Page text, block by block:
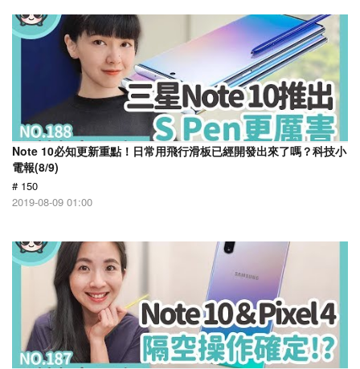
Note 10必知更新重點！日常用飛行滑板已經開發出來了嗎？科技小
電報(8/9)
# 150
2019-08-09 01:00